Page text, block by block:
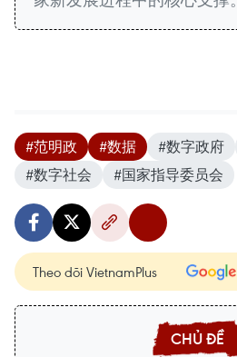
#范明政 #数据 #数字政府
#数字社会
#国家指导委员会
Theo dõi VietnamPlus